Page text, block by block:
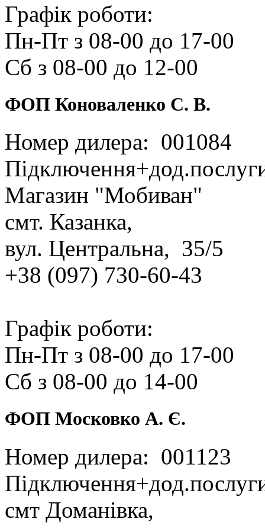
Графік роботи:
Пн‑Пт з 08‑00 до 17‑00
Сб з 08‑00 до 12‑00
ФОП Коноваленко С. В.
Номер дилера: 001084
Магазин "Мобиван"
смт. Казанка,
вул. Центральна, 35/5
+38 (097) 730‑60‑43
Графік роботи:
Пн‑Пт з 08‑00 до 17‑00
Сб з 08‑00 до 14‑00
ФОП Московко А. Є.
Номер дилера: 001123
смт Доманівка,